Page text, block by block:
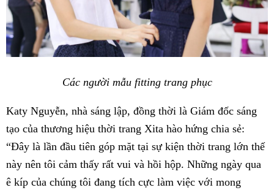
Các người mẫu fitting trang phục
Katy Nguyễn, nhà sáng lập, đồng thời là Giám đốc sáng
tạo của thương hiệu thời trang Xita hào hứng chia sẻ:
“Đây là lần đầu tiên góp mặt tại sự kiện thời trang lớn thế
này nên tôi cảm thấy rất vui và hồi hộp. Những ngày qua
ê kíp của chúng tôi đang tích cực làm việc với mong